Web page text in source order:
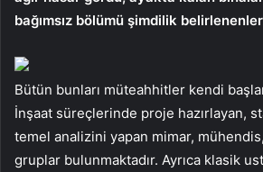
bağımsız bölümü şimdilik
Bütün bunları müteahhitler kendi
İnşaat süreçlerinde proje hazırlayan,
temel analizini yapan mimar,
gruplar bulunmaktadır. Ayrıca klasik